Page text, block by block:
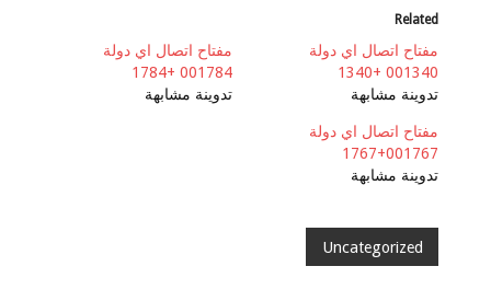
Related
مفتاح اتصال اي دولة
001340 +1340
تدوينة مشابهة
مفتاح اتصال اي دولة
001784 +1784
تدوينة مشابهة
مفتاح اتصال اي دولة
001767+1767
تدوينة مشابهة
Uncategorized